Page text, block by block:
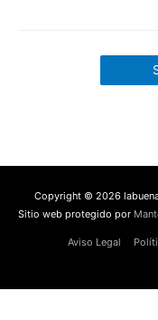
Copyright © 2026
Sitio web protegido por
Aviso Legal